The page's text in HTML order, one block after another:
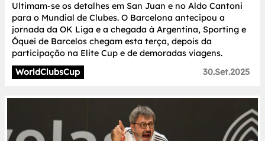
Ultimam-se os detalhes em San Juan e no Aldo Cantoni
para o Mundial de Clubes. O Barcelona antecipou a
jornada da OK Liga e a chegada à Argentina, Sporting e
Óquei de Barcelos chegam esta terça, depois da
participação na Elite Cup e de demoradas viagens.
WorldClubsCup
30.Set.2025